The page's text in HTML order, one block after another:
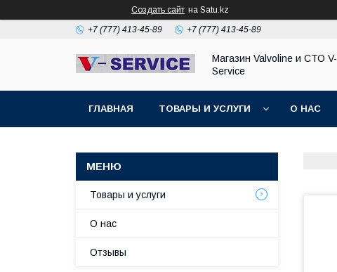
Создать сайт на Satu.kz
+7 (777) 413-45-89 +7 (777) 413-45-89
Магазин Valvoline и СТО V-
Service
ГЛАВНАЯ ТОВАРЫ И УСЛУГИ О НАС
Товары и услуги
О нас
Отзывы